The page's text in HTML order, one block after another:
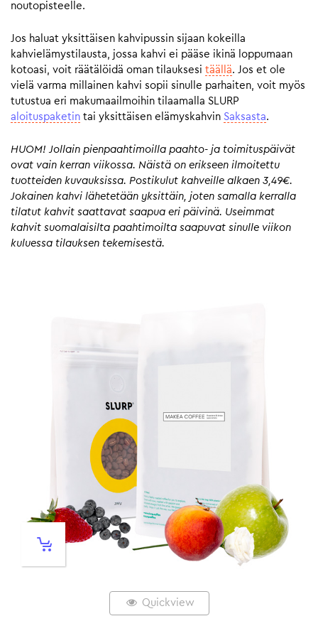
noutopisteelle.
Jos haluat yksittäisen kahvipussin sijaan kokeilla
kahvielämystilausta, jossa kahvi ei pääse ikinä loppumaan
kotoasi, voit räätälöidä oman tilauksesi täällä. Jos et ole
vielä varma millainen kahvi sopii sinulle parhaiten, voit myös
tutustua eri makumaailmoihin tilaamalla SLURP
aloituspaketin tai yksittäisen elämyskahvin Saksasta.
HUOM! Jollain pienpaahtimoilla paahto- ja toimituspäivät
ovat vain kerran viikossa. Näistä on erikseen ilmoitettu
tuotteiden kuvauksissa. Postikulut kahveille alkaen 3,49€.
Jokainen kahvi lähetetään yksittäin, joten samalla kerralla
tilatut kahvit saattavat saapua eri päivinä. Useimmat
kahvit suomalaisilta paahtimoilta saapuvat sinulle viikon
kuluessa tilauksen tekemisestä.
Quickview